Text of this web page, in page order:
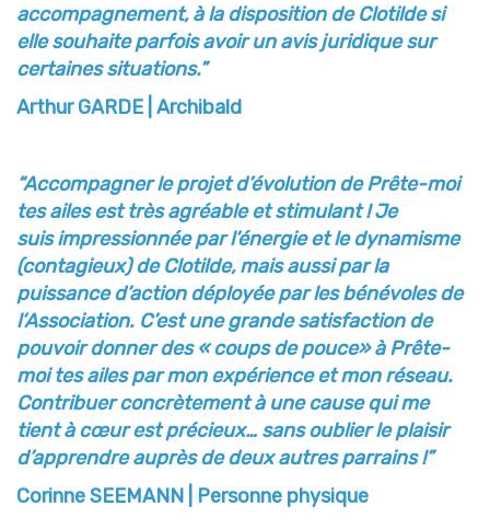
accompagnement, à ladisposition de Clotilde si
elle souhaite parfois avoir un avis juridique sur
certaines situations.”
Arthur GARDE | Archibald
“Accompagner le projet d’évolution de Prête-moi
tes ailes est très agréable et stimulant ! Je
suisimpressionnée par l’énergie et le dynamisme
(contagieux) de Clotilde, mais aussi par la
puissanced’action déployée par les bénévoles de
l’Association. C’est une grande satisfaction de
pouvoirdonner des « coups de pouce» à Prête-
moi tes ailes par mon expérience et mon réseau.
Contribuerconcrètement à une cause qui me
tient à cœur est précieux… sans oublier le plaisir
d’apprendreauprès de deux autres parrains !”
Corinne SEEMANN | Personne physique